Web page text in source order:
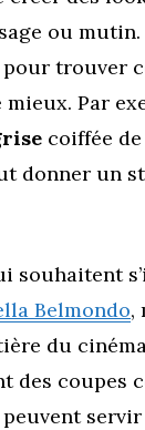
ou mutin.
trouver
Par
coiffée
donner un
souhaitent
Belmondo,
du
des coupes